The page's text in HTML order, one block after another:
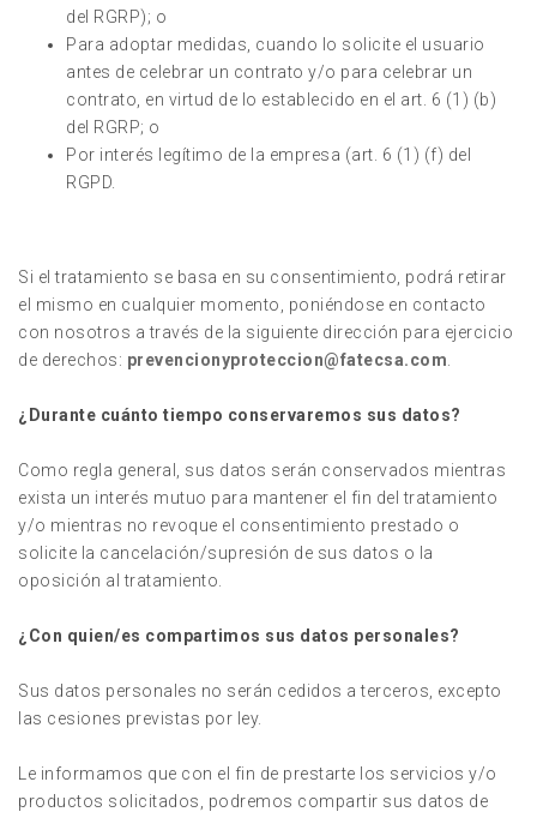
del RGRP); o
Para adoptar medidas, cuando lo solicite el usuario
antes de celebrar un contrato y/o para celebrar un
contrato, en virtud de lo establecido en el art. 6 (1) (b)
del RGRP; o
Por interés legítimo de la empresa (art. 6 (1) (f) del
RGPD.
Si el tratamiento se basa en su consentimiento, podrá retirar
el mismo en cualquier momento, poniéndose en contacto
con nosotros a través de la siguiente dirección para ejercicio
de derechos: prevencionyproteccion@fatecsa.com
¿Durante cuánto tiempo conservaremos sus datos?
Como regla general, sus datos serán conservados mientras
exista un interés mutuo para mantener el fin del tratamiento
y/o mientras no revoque el consentimiento prestado o
solicite la cancelación/supresión de sus datos o la
oposición al tratamiento.
¿Con quien/es compartimos sus datos personales?
Sus datos personales no serán cedidos a terceros, excepto
las cesiones previstas por ley.
Le informamos que con el fin de prestarte los servicios y/o
productos solicitados, podremos compartir sus datos de